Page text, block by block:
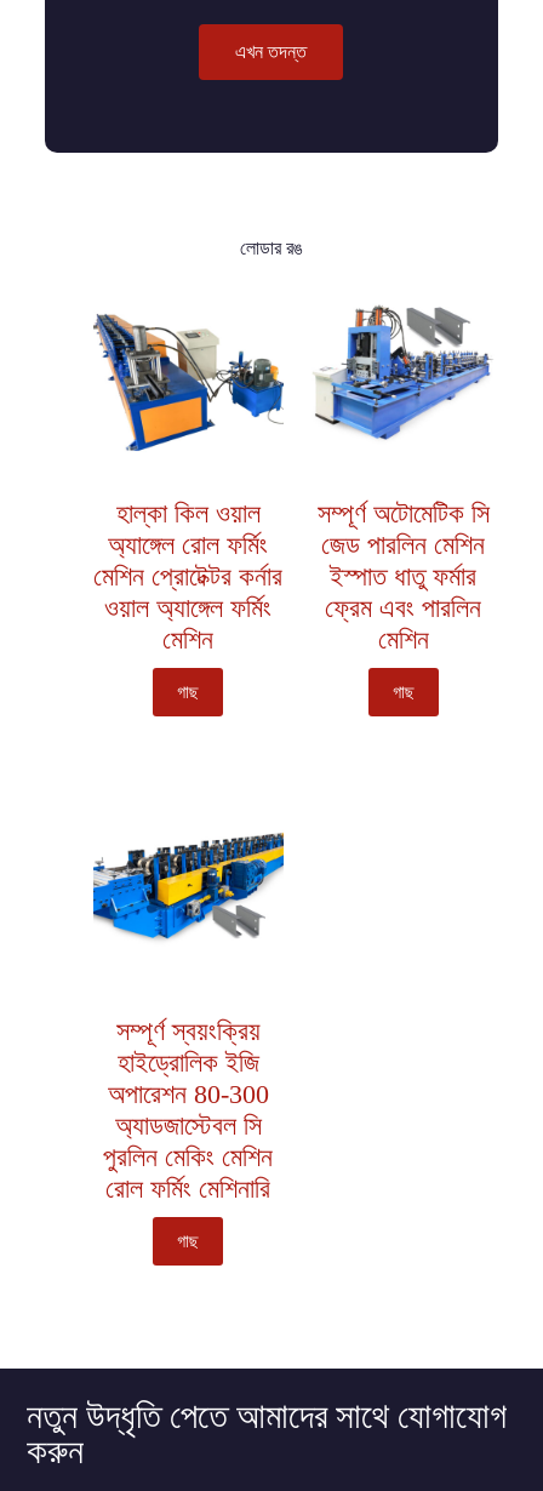
এখন তদন্ত
লোডার রঙ
হাল্কা কিল ওয়াল
অ্যাঙ্গেল রোল ফর্মিং
মেশিন প্রোটেক্টর কর্নার
ওয়াল অ্যাঙ্গেল ফর্মিং
মেশিন
গাছ
সম্পূর্ণ অটোমেটিক সি
জেড পারলিন মেশিন
ইস্পাত ধাতু ফর্মার
ফ্রেম এবং পারলিন
মেশিন
গাছ
সম্পূর্ণ স্বয়ংক্রিয়
হাইড্রোলিক ইজি
অপারেশন 80-300
অ্যাডজাস্টেবল সি
পুরলিন মেকিং মেশিন
রোল ফর্মিং মেশিনারি
গাছ
নতুন উদ্ধৃতি পেতে আমাদের সাথে যোগাযোগ
করুন